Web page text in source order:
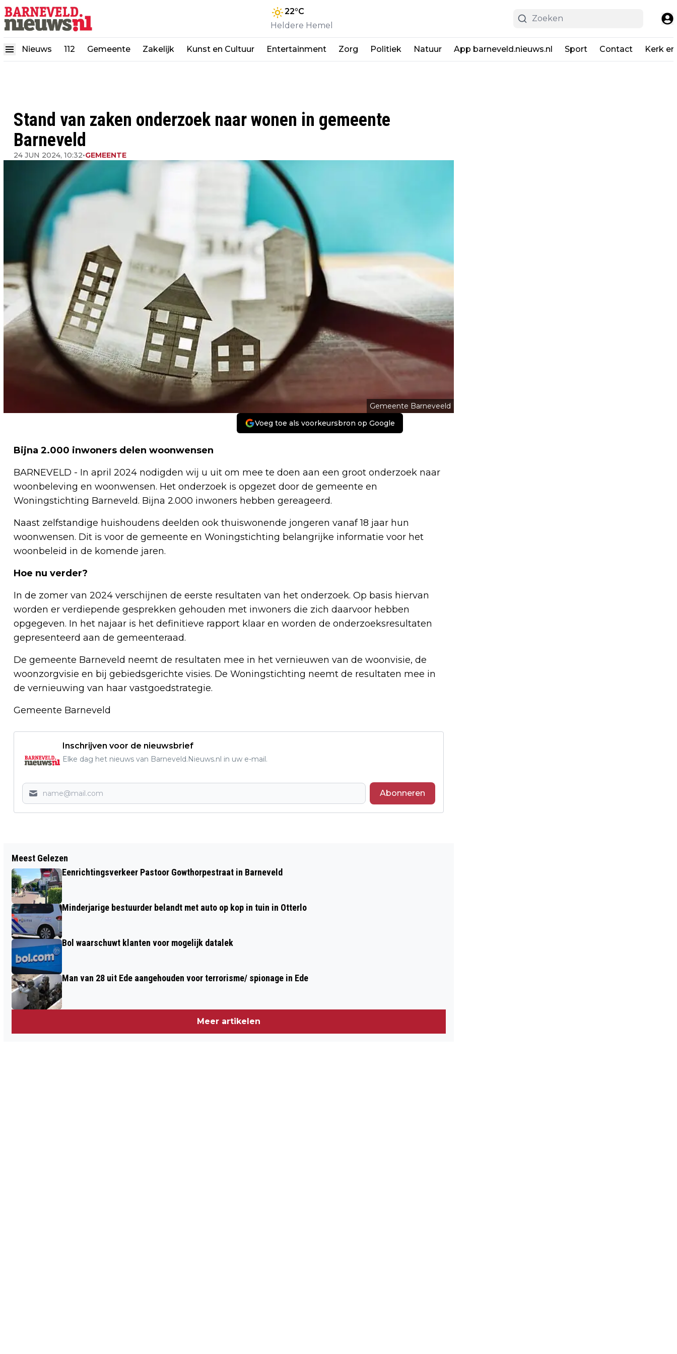
22°C
Heldere Hemel
Nieuws 112 Gemeente Zakelijk Kunst en Cultuur Entertainment Zorg Politiek Natuur App barneveld.nieuws.nl Sport Contact Kerk
Stand van zaken onderzoek naar wonen in gemeente
Barneveld
24 JUN 2024, 10:32•GEMEENTE
Gemeente Barneveeld
Voeg toe als voorkeursbron op Google
Bijna 2.000 inwoners delen woonwensen
BARNEVELD - In april 2024 nodigden wij u uit om mee te doen aan een groot onderzoek naar
woonbeleving en woonwensen. Het onderzoek is opgezet door de gemeente en
Woningstichting Barneveld. Bijna 2.000 inwoners hebben gereageerd.
Naast zelfstandige huishoudens deelden ook thuiswonende jongeren vanaf 18 jaar hun
woonwensen. Dit is voor de gemeente en Woningstichting belangrijke informatie voor het
woonbeleid in de komende jaren.
Hoe nu verder?
In de zomer van 2024 verschijnen de eerste resultaten van het onderzoek. Op basis hiervan
worden er verdiepende gesprekken gehouden met inwoners die zich daarvoor hebben
opgegeven. In het najaar is het definitieve rapport klaar en worden de onderzoeksresultaten
gepresenteerd aan de gemeenteraad.
De gemeente Barneveld neemt de resultaten mee in het vernieuwen van de woonvisie, de
woonzorgvisie en bij gebiedsgerichte visies. De Woningstichting neemt de resultaten mee in
de vernieuwing van haar vastgoedstrategie.
Gemeente Barneveld
Inschrijven voor de nieuwsbrief
Elke dag het nieuws van Barneveld.Nieuws.nl in uw e-mail.
Abonneren
VAN 6 JULI T/M 18 AUGUSTUS:
GEWIJZIGD TREINVERKEER VAN, NAAR
EN VIA AMERSFOORT CENTRAAL
WATERLEIDING BREUK IN BARNEVELD
Meest Gelezen
Eenrichtingsverkeer Pastoor Gowthorpestraat in Barneveld
Minderjarige bestuurder belandt met auto op kop in tuin in Otterlo
Bol waarschuwt klanten voor mogelijk datalek
Man van 28 uit Ede aangehouden voor terrorisme/ spionage in Ede
Meer artikelen